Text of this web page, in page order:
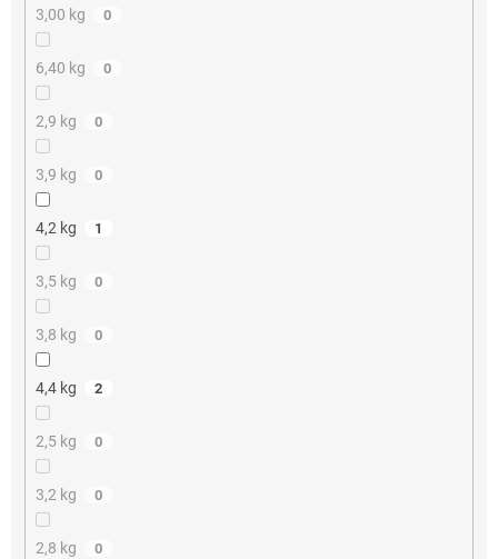
3,00 kg 0
6,40 kg 0
2,9 kg 0
3,9 kg 0
4,2 kg 1
3,5 kg 0
3,8 kg 0
4,4 kg 2
2,5 kg 0
3,2 kg 0
2,8 kg 0